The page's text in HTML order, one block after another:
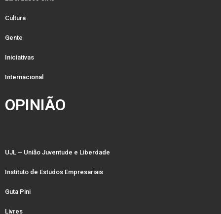
Cultura
Gente
Iniciativas
Internacional
OPINIÃO
UJL – União Juventude e Liberdade
Instituto de Estudos Empresariais
Guta Pini
Livres